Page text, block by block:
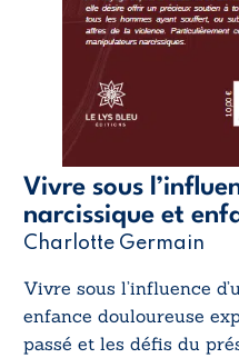
Vivre sous
narcissique et
Charlotte Germain
Vivre sous l’influence
enfance douloureuse
passé et les défis du